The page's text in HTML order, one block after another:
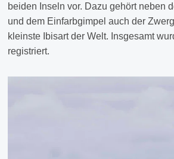
beiden Inseln vor. Dazu gehört neben
und dem Einfarbgimpel auch der
kleinste Ibisart der Welt. Insgesamt
registriert.